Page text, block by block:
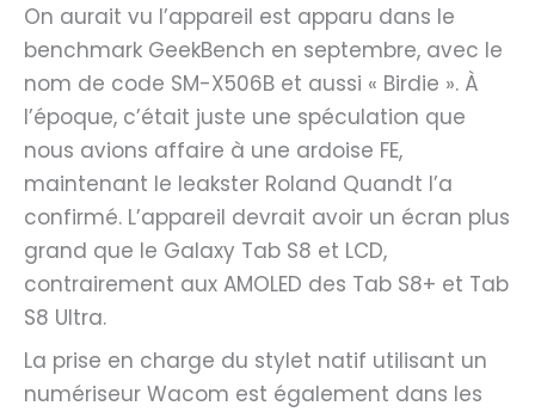
On aurait vu l’appareil est apparu dans le
benchmark GeekBench en septembre, avec le
nom de code SM-X506B et aussi « Birdie ». À
l’époque, c’était juste une spéculation que
nous avions affaire à une ardoise FE,
maintenant le leakster Roland Quandt l’a
confirmé. L’appareil devrait avoir un écran plus
grand que le Galaxy Tab S8 et LCD,
contrairement aux AMOLED des Tab S8+ et Tab
S8 Ultra.
La prise en charge du stylet natif utilisant un
numériseur Wacom est également dans les